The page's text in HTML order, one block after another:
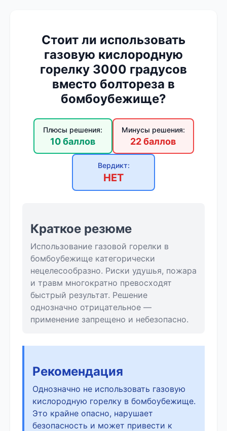
Стоит ли использовать
газовую кислородную
горелку 3000 градусов
вместо болтореза в
бомбоубежище?
Плюсы решения:
10 баллов
Минусы решения:
22 баллов
Вердикт:
НЕТ
Краткое резюме
Использование газовой горелки в
бомбоубежище категорически
нецелесообразно. Риски удушья, пожара
и травм многократно превосходят
быстрый результат. Решение
однозначно отрицательное —
применение запрещено и небезопасно.
Рекомендация
Однозначно не использовать газовую
кислородную горелку в бомбоубежище.
Это крайне опасно, нарушает
безопасность и может привести к